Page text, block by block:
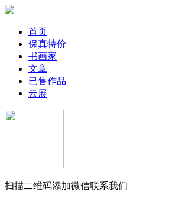
首页
保真特价
书画家
文章
已售作品
云展
扫描二维码添加微信联系我们